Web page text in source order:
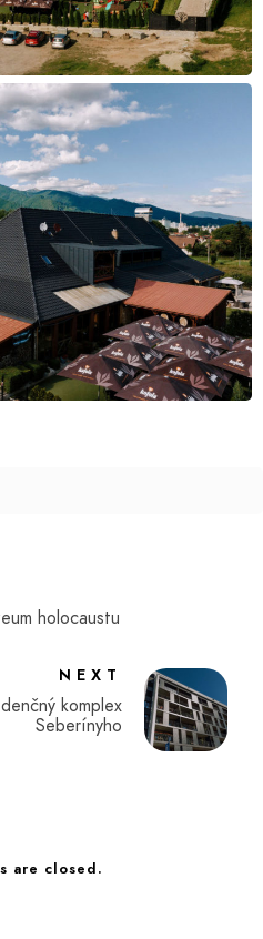
holocaustu
NEXT
komplex
Seberínyho
are closed.